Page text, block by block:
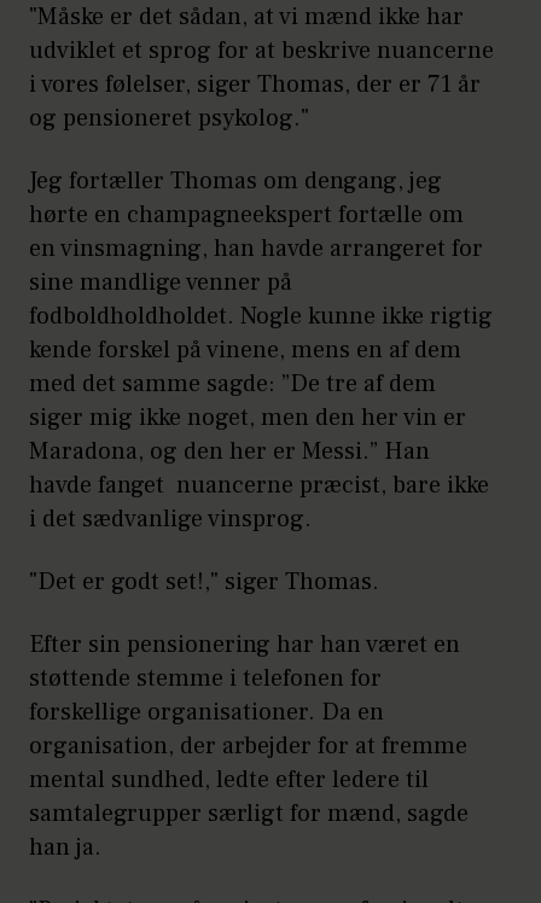
"Måske er det sådan, at vi mænd ikke har
udviklet et sprog for at beskrive nuancerne
i vores følelser, siger Thomas, der er 71 år
og pensioneret psykolog."
Jeg fortæller Thomas om dengang, jeg
hørte en champagneekspert fortælle om
en vinsmagning, han havde arrangeret for
sine mandlige venner på
fodboldholdholdet. Nogle kunne ikke rigtig
kende forskel på vinene, mens en af dem
med det samme sagde: ”De tre af dem
siger mig ikke noget, men den her vin er
Maradona, og den her er Messi.” Han
havde fanget nuancerne præcist, bare ikke
i det sædvanlige vinsprog.
"Det er godt set!," siger Thomas.
Efter sin pensionering har han været en
støttende stemme i telefonen for
forskellige organisationer. Da en
organisation, der arbejder for at fremme
mental sundhed, ledte efter ledere til
samtalegrupper særligt for mænd, sagde
han ja.